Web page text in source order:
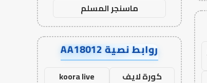
ماسنجر المسلم
روابط نصية AA18012
كورة لايف koora live